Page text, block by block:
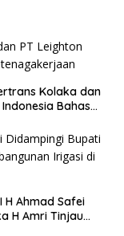
Kolaka dan
Bahas
H Ahmad Safei
H Amri Tinjau